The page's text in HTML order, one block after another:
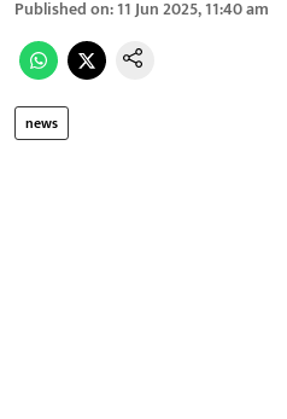
Published on:11 Jun 2025, 11:40 am
news